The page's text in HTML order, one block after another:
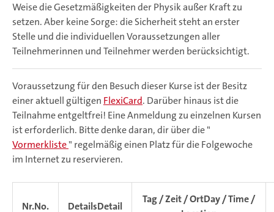
Weise die Gesetzmäßigkeiten der Physik außer Kraft zu
setzen. Aber keine Sorge: die Sicherheit steht an erster
Stelle und die individuellen Voraussetzungen aller
Teilnehmerinnen und Teilnehmer werden berücksichtigt.
Voraussetzung für den Besuch dieser Kurse ist der Besitz
einer aktuell gültigen FlexiCard. Darüber hinaus ist die
Teilnahme entgeltfrei! Eine Anmeldung zu einzelnen Kursen
ist erforderlich. Bitte denke daran, dir über die "
Vormerkliste" regelmäßig einen Platz für die Folgewoche
im Internet zu reservieren.
Nr.No. DetailsDetail
Tag / Zeit / OrtDay / Time /